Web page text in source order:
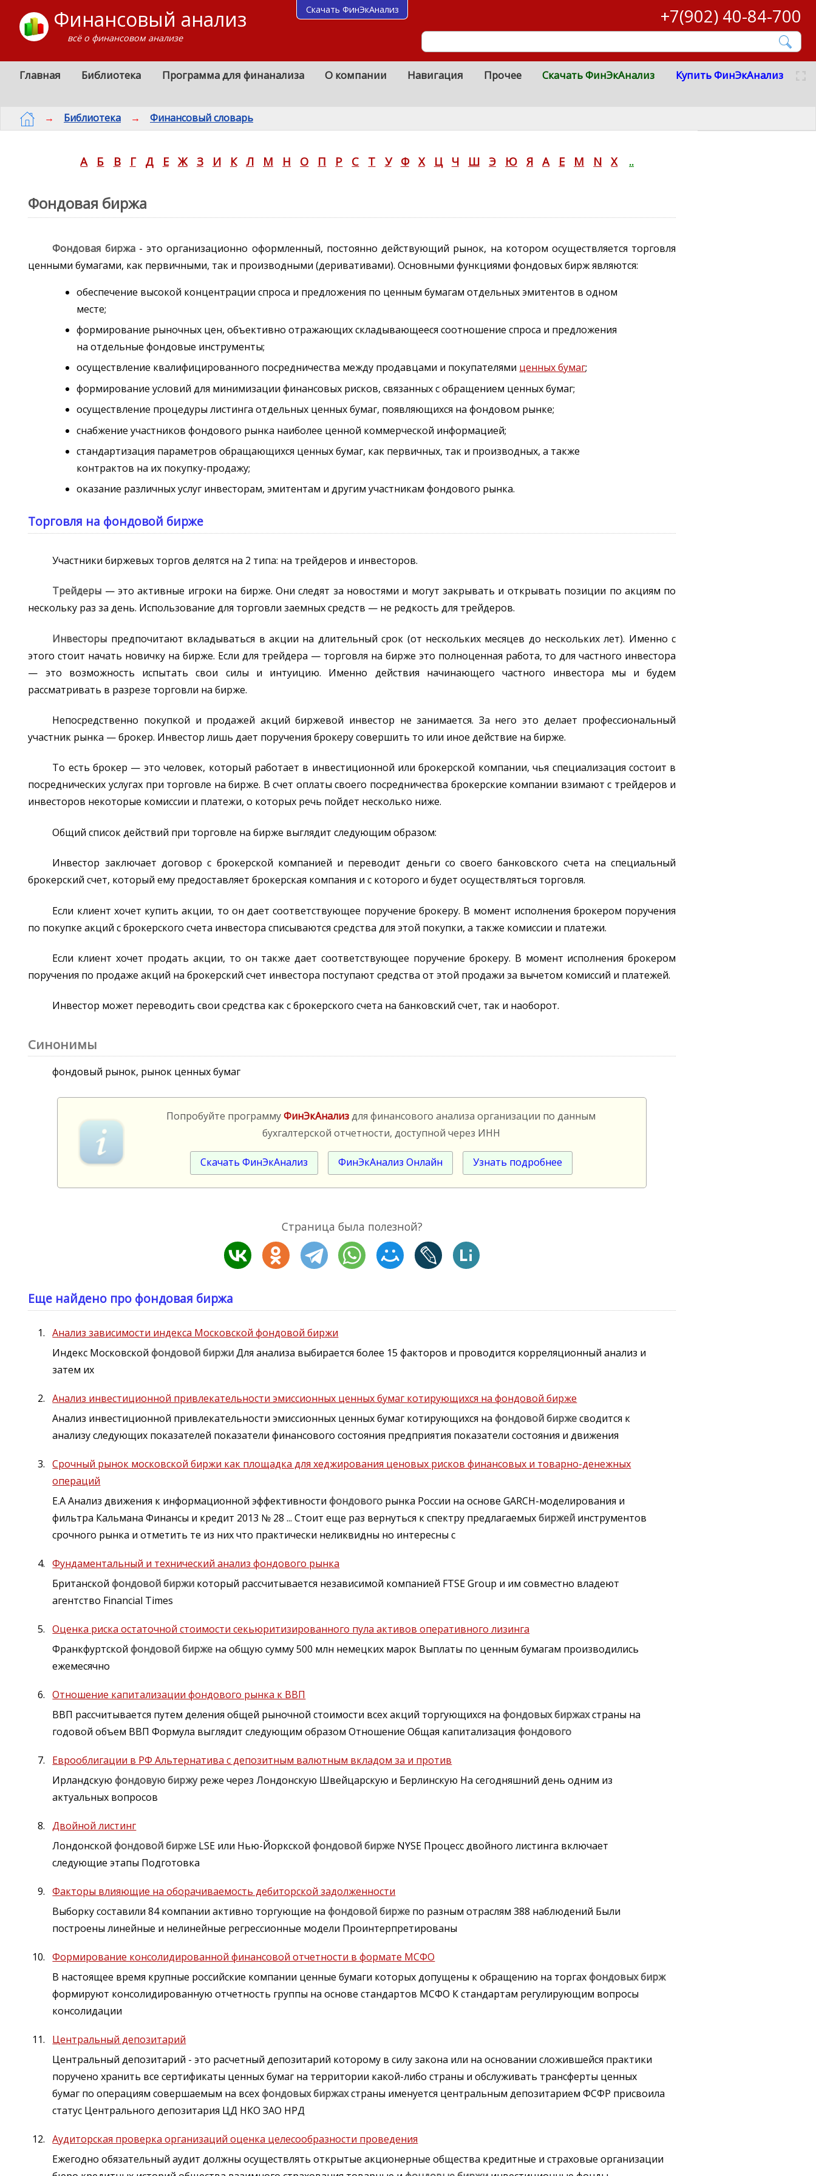
Финансовый анализ
всё о финансовом анализе
+7(902) 40-84-700
Главная Библиотека Программа для финанализа О компании Навигация Прочее Скачать ФинЭкАнализ Купить ФинЭкАнализ
→ Библиотека → Финансовый словарь
А Б В Г Д Е Ж З И К Л М Н О П Р С Т У Ф Х Ц Ч Ш Э Ю Я A E M N X ..
Фондовая биржа
Фондовая биржа- это организационно оформленный, постоянно действующий рынок, на котором осуществляется торговля
ценными бумагами, как первичными, так и производными (деривативами). Основными функциями фондовых бирж являются:
обеспечение высокой концентрации спроса и предложения по ценным бумагам отдельных эмитентов в одном
месте;
формирование рыночных цен, объективно отражающих складывающееся соотношение спроса и предложения
на отдельные фондовые инструменты;
осуществление квалифицированного посредничества между продавцами и покупателями ценных бумаг;
формирование условий для минимизации финансовых рисков, связанных с обращением ценных бумаг;
осуществление процедуры листинга отдельных ценных бумаг, появляющихся на фондовом рынке;
снабжение участников фондового рынка наиболее ценной коммерческой информацией;
стандартизация параметров обращающихся ценных бумаг, как первичных, так и производных, а также
контрактов на их покупку-продажу;
оказание различных услуг инвесторам, эмитентам и другим участникам фондового рынка.
Торговля на фондовой бирже
Участники биржевых торгов делятся на 2 типа: на трейдеров и инвесторов.
Трейдеры — это активные игроки на бирже. Они следят за новостями и могут закрывать и открывать позиции по акциям по
нескольку раз за день. Использование для торговли заемных средств — не редкость для трейдеров.
Инвесторы предпочитают вкладываться в акции на длительный срок (от нескольких месяцев до нескольких лет). Именно с
этого стоит начать новичку на бирже. Если для трейдера — торговля на бирже это полноценная работа, то для частного инвестора
— это возможность испытать свои силы и интуицию. Именно действия начинающего частного инвестора мы и будем
рассматривать в разрезе торговли на бирже.
Непосредственно покупкой и продажей акций биржевой инвестор не занимается. За него это делает профессиональный
участник рынка — брокер. Инвестор лишь дает поручения брокеру совершить то или иное действие на бирже.
То есть брокер — это человек, который работает в инвестиционной или брокерской компании, чья специализация состоит в
посреднических услугах при торговле на бирже. В счет оплаты своего посредничества брокерские компании взимают с трейдеров и
инвесторов некоторые комиссии и платежи, о которых речь пойдет несколько ниже.
Общий список действий при торговле на бирже выглядит следующим образом:
Инвестор заключает договор с брокерской компанией и переводит деньги со своего банковского счета на специальный
брокерский счет, который ему предоставляет брокерская компания и с которого и будет осуществляться торговля.
Если клиент хочет купить акции, то он дает соответствующее поручение брокеру. В момент исполнения брокером поручения
по покупке акций с брокерского счета инвестора списываются средства для этой покупки, а также комиссии и платежи.
Если клиент хочет продать акции, то он также дает соответствующее поручение брокеру. В момент исполнения брокером
поручения по продаже акций на брокерский счет инвестора поступают средства от этой продажи за вычетом комиссий и платежей.
Инвестор может переводить свои средства как с брокерского счета на банковский счет, так и наоборот.
Синонимы
фондовый рынок, рынок ценных бумаг
Попробуйте программуФинЭкАнализдля финансового анализа организации по данным
бухгалтерской отчетности, доступной через ИНН
Скачать ФинЭкАнализ ФинЭкАнализ Онлайн Узнать подробнее
Страница была полезной?
Еще найдено про фондовая биржа
Анализ зависимости индекса Московской фондовой биржи
Индекс МосковскойфондовойбиржиДля анализа выбирается более 15 факторов и проводится корреляционный анализ и
затем их
Анализ инвестиционной привлекательности эмиссионных ценных бумаг котирующихся на фондовой бирже
Анализ инвестиционной привлекательности эмиссионных ценных бумаг котирующихся нафондовойбиржесводится к
анализу следующих показателей показатели финансового состояния предприятия показатели состояния и движения
Срочный рынок московской биржи как площадка для хеджирования ценовых рисков финансовых и товарно-денежных
операций
Е.А Анализ движения к информационной эффективностифондового рынка России на основе GARCH-моделирования и
фильтра Кальмана Финансы и кредит 2013 № 28 ... Стоит еще раз вернуться к спектру предлагаемыхбиржей инструментов
срочного рынка и отметить те из них что практически неликвидны но интересны с
Фундаментальный и технический анализ фондового рынка
Британскойфондовойбиржи который рассчитывается независимой компанией FTSE Group и им совместно владеют
агентство Financial Times
Оценка риска остаточной стоимости секьюритизированного пула активов оперативного лизинга
Франкфуртскойфондовойбирже на общую сумму 500 млн немецких марок Выплаты по ценным бумагам производились
ежемесячно
Отношение капитализации фондового рынка к ВВП
ВВП рассчитывается путем деления общей рыночной стоимости всех акций торгующихся нафондовыхбиржахстраны на
годовой объем ВВП Формула выглядит следующим образом Отношение Общая капитализацияфондового
Еврооблигации в РФ Альтернатива с депозитным валютным вкладом за и против
Ирландскуюфондовуюбиржуреже через Лондонскую Швейцарскую и Берлинскую На сегодняшний день одним из
актуальных вопросов
Двойной листинг
Лондонскойфондовойбирже LSE или Нью-Йоркскойфондовойбирже NYSE Процесс двойного листинга включает
следующие этапы Подготовка
Факторы влияющие на оборачиваемость дебиторской задолженности
Выборку составили 84 компании активно торгующие нафондовойбирже по разным отраслям 388 наблюдений Были
построены линейные и нелинейные регрессионные модели Проинтерпретированы
Формирование консолидированной финансовой отчетности в формате МСФО
В настоящее время крупные российские компании ценные бумаги которых допущены к обращению на торгахфондовыхбирж
формируют консолидированную отчетность группы на основе стандартов МСФО К стандартам регулирующим вопросы
консолидации
Центральный депозитарий
Центральный депозитарий - это расчетный депозитарий которому в силу закона или на основании сложившейся практики
поручено хранить все сертификаты ценных бумаг на территории какой-либо страны и обслуживать трансферты ценных
бумаг по операциям совершаемым на всехфондовыхбиржахстраны именуется центральным депозитарием ФСФР присвоила
статус Центрального депозитария ЦД НКО ЗАО НРД
Аудиторская проверка организаций оценка целесообразности проведения
Ежегодно обязательный аудит должны осуществлять открытые акционерные общества кредитные и страховые организации
Скачать ФинЭкАнализ